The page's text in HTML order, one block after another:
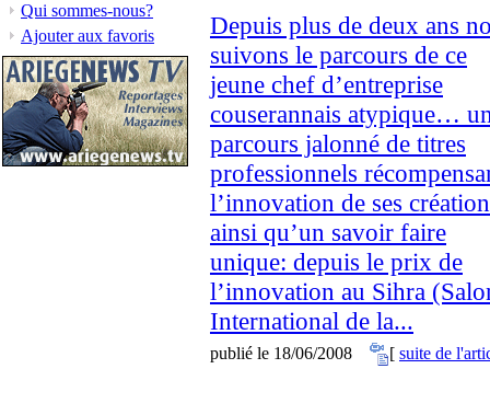
Qui sommes-nous?
Ajouter aux favoris
Depuis plus de deux ans
suivons le parcours de ce
jeune chef d’entreprise
couserannais atypique…
parcours jalonné de titres
professionnels
l’innovation de ses
ainsi qu’un savoir faire
unique: depuis le prix de
l’innovation au Sihra
International de la...
publié le 18/06/2008 [ suite de